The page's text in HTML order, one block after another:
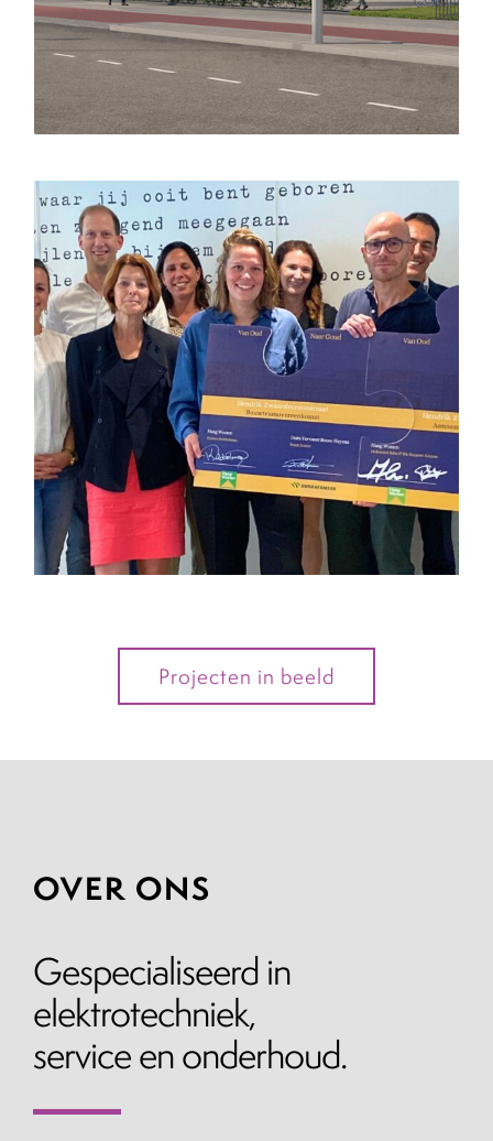
Haag Wonen
Witte Anna
Lees meer
Projecten in beeld
OVER ONS
Gespecialiseerd in
elektrotechniek,
service en onderhoud.